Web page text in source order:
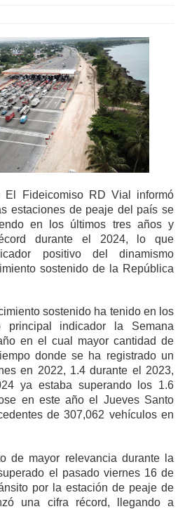
El Fideicomiso RD Vial informó
estaciones de peaje del país se
en los últimos tres años y
durante el 2024, lo que
positivo del dinamismo
sostenido de la República
sostenido ha tenido en los
principal indicador la Semana
en el cual mayor cantidad de
donde se ha registrado un
en 2022, 1.4 durante el 2023,
ya estaba superando los 1.6
en este año el Jueves Santo
de 307,062 vehículos en
de mayor relevancia durante la
el pasado viernes 16 de
por la estación de peaje de
una cifra récord, llegando a